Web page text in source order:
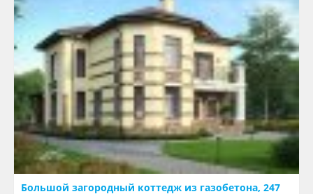
Большой загородный коттедж из газобетона, 247